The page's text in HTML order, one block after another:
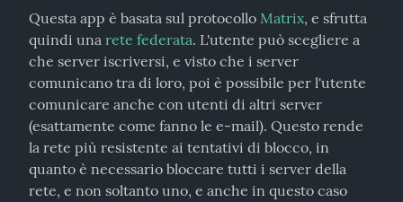
Questa app è basata sul protocollo Matrix, e sfrutta
quindi una rete federata. L'utente può scegliere a
che server iscriversi, e visto che i server
comunicano tra di loro, poi è possibile per l'utente
comunicare anche con utenti di altri server
(esattamente come fanno le e-mail). Questo rende
la rete più resistente ai tentativi di blocco, in
quanto è necessario bloccare tutti i server della
rete, e non soltanto uno, e anche in questo caso